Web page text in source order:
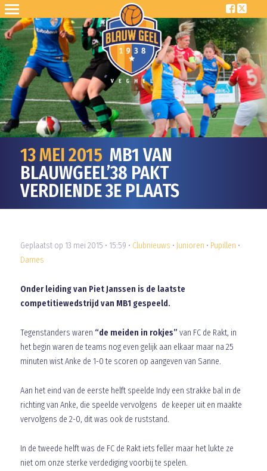
13 MEI 2015 MB1 VAN
BLAUWGEEL’38 PAKT
VERDIENDE 3E PLAATS
Geplaatst op 13 mei 2015 • 15:59 • Clubnieuws • Junioren • Pupillen •
Dames
Onder leiding van Piet Janssen is de laatste
competitiewedstrijd van MB1 gespeeld.
Tegenstanders waren “de meiden in rokjes” van FC de Rakt, in
het begin waren de teams nog even gelijk aan elkaar maar na 25
minuten wist Anke de 1-0 te scoren op aangeven van Sanne.
Aan het eind van de eerste helft speelde Indy een strakke bal in de
richting van Anke, die speelde vervolgens de keeper uit en maakte
vervolgens de 2-0, dit was ook de ruststand.
In de tweede helft was de FC de Rakt iets feller maar het lukte ze
niet om onze sterke verdediging voorbij te spelen.